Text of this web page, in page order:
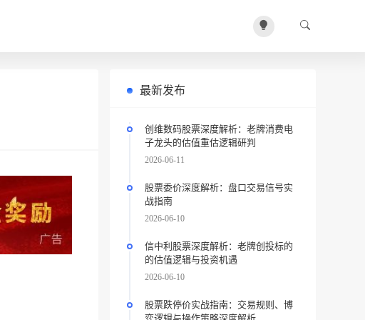
最新发布
创维数码股票深度解析：老牌消费电
子龙头的估值重估逻辑研判
2026-06-11
股票委价深度解析：盘口交易信号实
战指南
2026-06-10
信中利股票深度解析：老牌创投标的
的估值逻辑与投资机遇
2026-06-10
股票跌停价实战指南：交易规则、博